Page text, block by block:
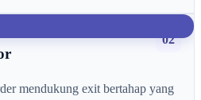
02
mendukung exit bertahap yang